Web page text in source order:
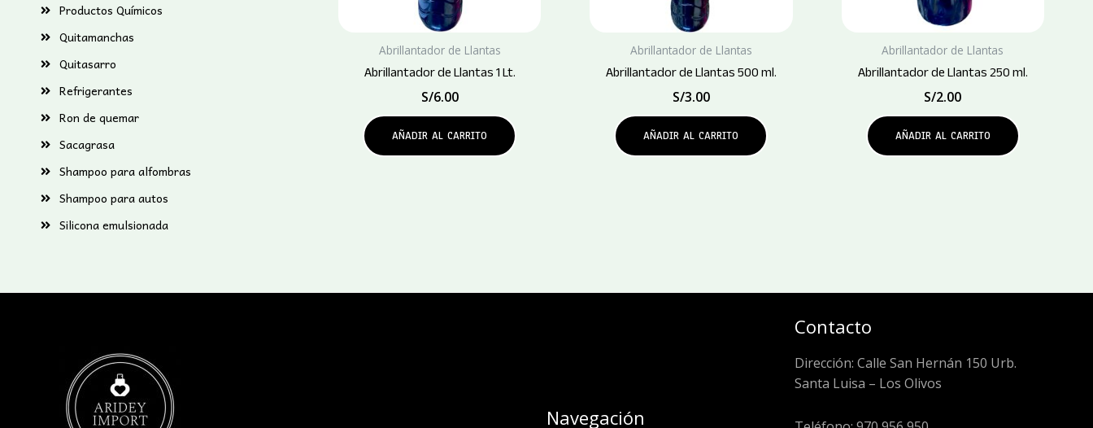
Productos Químicos
Quitamanchas
Quitasarro
Refrigerantes
Ron de quemar
Sacagrasa
Shampoo para alfombras
Shampoo para autos
Silicona emulsionada
Abrillantador de Llantas
Abrillantador de Llantas 1 Lt.
S/6.00
AÑADIR AL CARRITO
Abrillantador de Llantas
Abrillantador de Llantas 500 ml.
S/3.00
AÑADIR AL CARRITO
Abrillantador de Llantas
Abrillantador de Llantas 250 ml.
S/2.00
AÑADIR AL CARRITO
Navegación
Contacto
Dirección: Calle San Hernán 150 Urb.
Santa Luisa – Los Olivos